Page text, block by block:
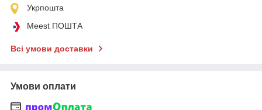
Укрпошта
Meest ПОШТА
Всі умови доставки
Умови оплати